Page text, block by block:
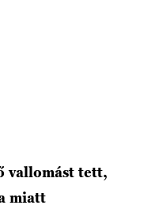
vallomást tett,
miatt